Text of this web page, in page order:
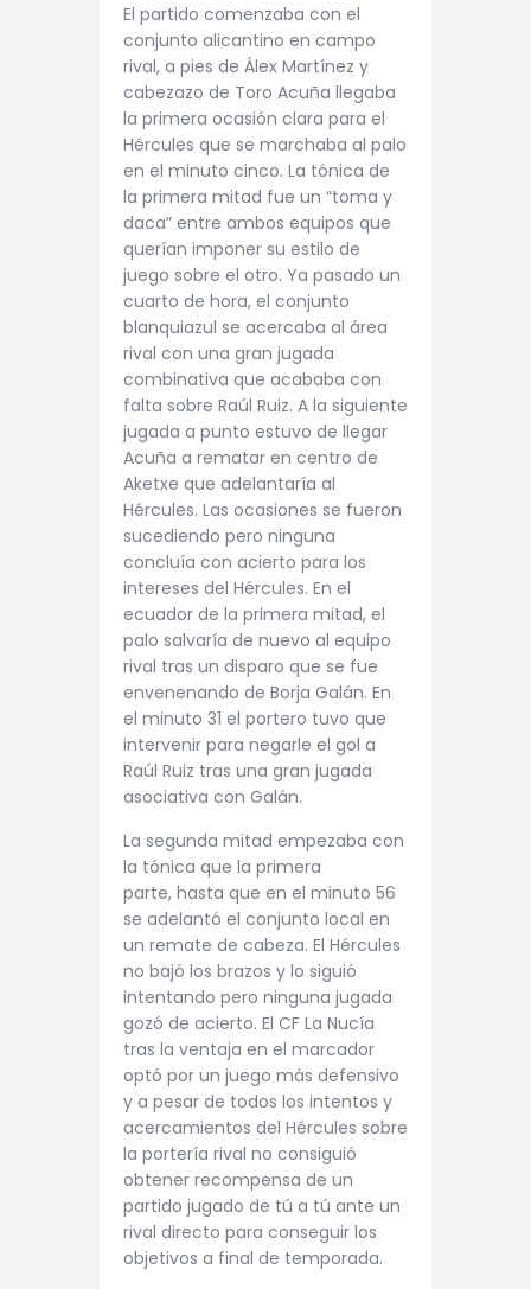
El partido comenzaba con el
conjunto alicantino en campo
rival, a pies de Álex Martínez y
cabezazo de Toro Acuña llegaba
la primera ocasión clara para el
Hércules que se marchaba al palo
en el minuto cinco. La tónica de
la primera mitad fue un “toma y
daca” entre ambos equipos que
querían imponer su estilo de
juego sobre el otro. Ya pasado un
cuarto de hora, el conjunto
blanquiazul se acercaba al área
rival con una gran jugada
combinativa que acababa con
falta sobre Raúl Ruiz. A la siguiente
jugada a punto estuvo de llegar
Acuña a rematar en centro de
Aketxe que adelantaría al
Hércules. Las ocasiones se fueron
sucediendo pero ninguna
concluía con acierto para los
intereses del Hércules. En el
ecuador de la primera mitad, el
palo salvaría de nuevo al equipo
rival tras un disparo que se fue
envenenando de Borja Galán. En
el minuto 31 el portero tuvo que
intervenir para negarle el gol a
Raúl Ruiz tras una gran jugada
asociativa con Galán.
La segunda mitad empezaba con
la tónica que la primera
parte, hasta que en el minuto 56
se adelantó el conjunto local en
un remate de cabeza. El Hércules
no bajó los brazos y lo siguió
intentando pero ninguna jugada
gozó de acierto. El CF La Nucía
tras la ventaja en el marcador
optó por un juego más defensivo
y a pesar de todos los intentos y
acercamientos del Hércules sobre
la portería rival no consiguió
obtener recompensa de un
partido jugado de tú a tú ante un
rival directo para conseguir los
objetivos a final de temporada.